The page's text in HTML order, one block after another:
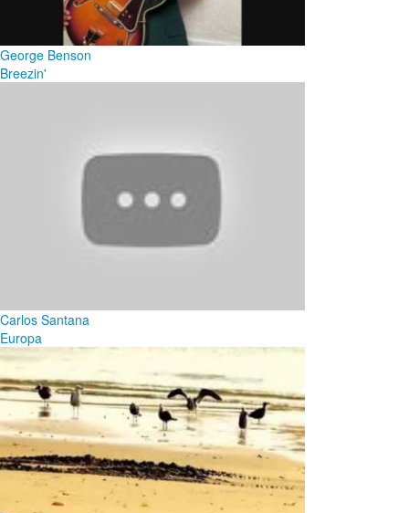
George Benson
Breezin'
Carlos Santana
Europa